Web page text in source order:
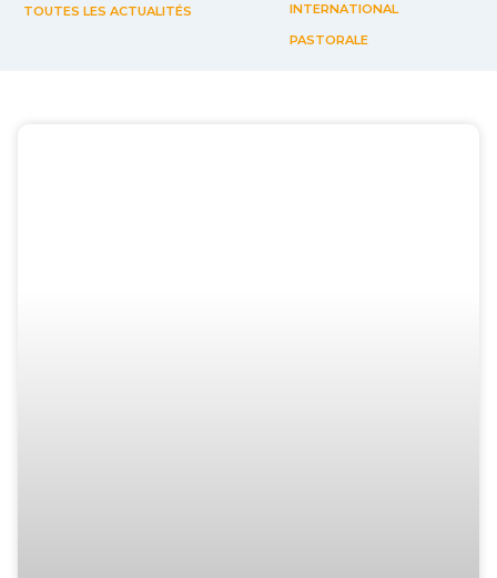
TOUTES LES ACTUALITÉS
INTERNATIONAL
PASTORALE